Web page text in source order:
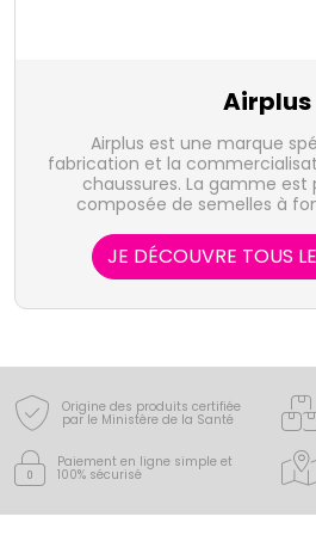
Airplus
Airplus est une marque
fabrication et la
chaussures. La gamme
composée de semelles à
JE DÉCOUVRE TOUS
Origine des produits certifiée
par le Ministère de la Santé
Paiement en ligne simple et
100% sécurisé